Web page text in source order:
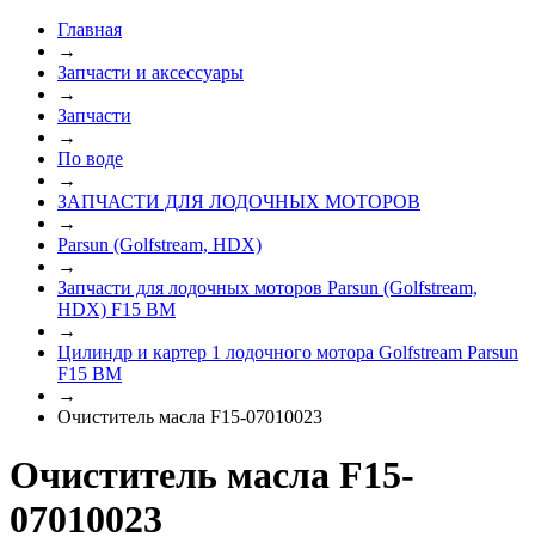
Главная
→
Запчасти и аксессуары
→
Запчасти
→
По воде
→
ЗАПЧАСТИ ДЛЯ ЛОДОЧНЫХ МОТОРОВ
→
Parsun (Golfstream, HDX)
→
Запчасти для лодочных моторов Parsun (Golfstream,
HDX) F15 BM
→
Цилиндр и картер 1 лодочного мотора Golfstream Parsun
F15 BM
→
Очиститель масла F15-07010023
Очиститель масла F15-
07010023